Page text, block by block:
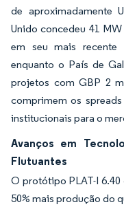
de aproximadamente
Unido concedeu 41
em seu mais recente
enquanto o País de
projetos com GBP 2
comprimem os
institucionais para o
Avanços em
Flutuantes
O protótipo PLAT-I 6.40
50% mais produção do